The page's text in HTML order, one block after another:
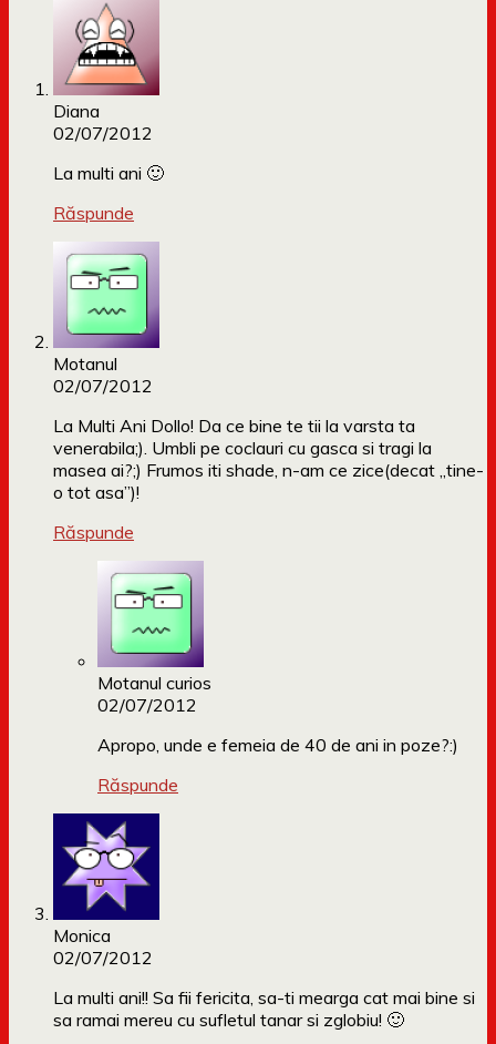
Diana
02/07/2012
La multi ani 🙂
Răspunde
Motanul
02/07/2012
La Multi Ani Dollo! Da ce bine te tii la varsta ta
venerabila;). Umbli pe coclauri cu gasca si tragi la
masea ai?;) Frumos iti shade, n-am ce zice(decat „tine-
o tot asa”)!
Răspunde
Motanul curios
02/07/2012
Apropo, unde e femeia de 40 de ani in poze?:)
Răspunde
Monica
02/07/2012
La multi ani!! Sa fii fericita, sa-ti mearga cat mai bine si
sa ramai mereu cu sufletul tanar si zglobiu! 🙂